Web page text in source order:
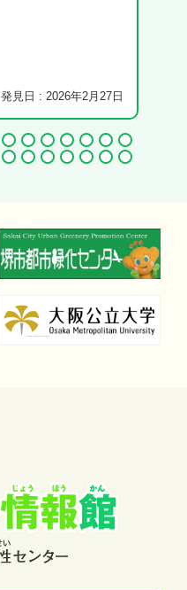
発見日 : 2026年2月27日